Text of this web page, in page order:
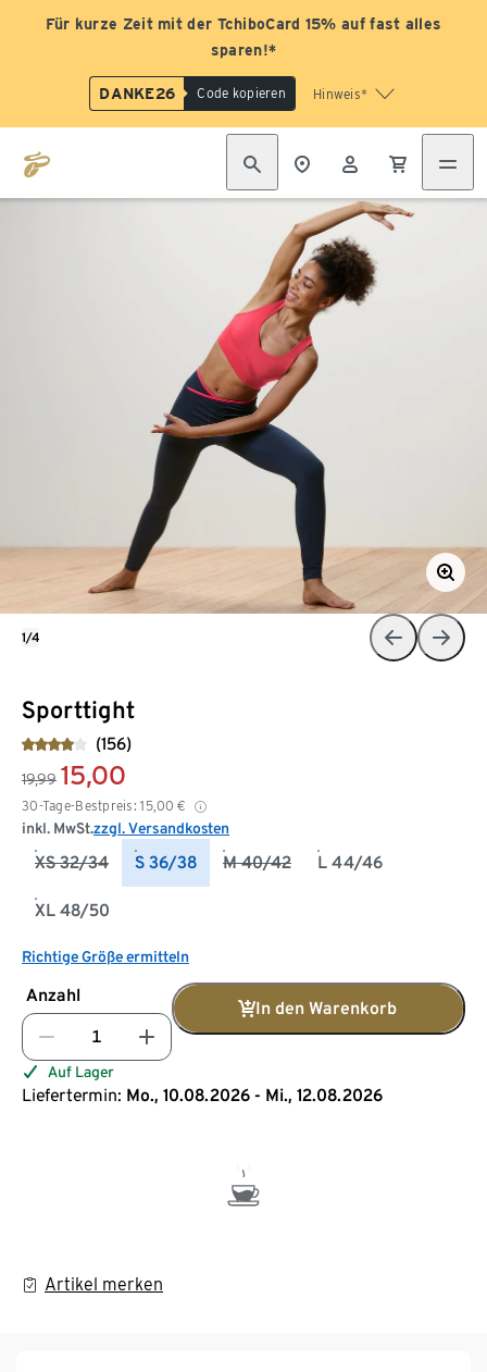
Für kurze Zeit mit der TchiboCard 15% auf fast alles
sparen!*
DANKE26 Code kopieren Hinweis*
Sporttight
(156)
19,99 15,00
30-Tage-Bestpreis: 15,00 €
inkl. MwSt.zzgl. Versandkosten
XS 32/34 S 36/38 M 40/42 L 44/46
XL 48/50
Richtige Größe ermitteln
Anzahl
In den Warenkorb
Auf Lager
Liefertermin: Mo., 10.08.2026 - Mi., 12.08.2026
Artikel merken
1/4